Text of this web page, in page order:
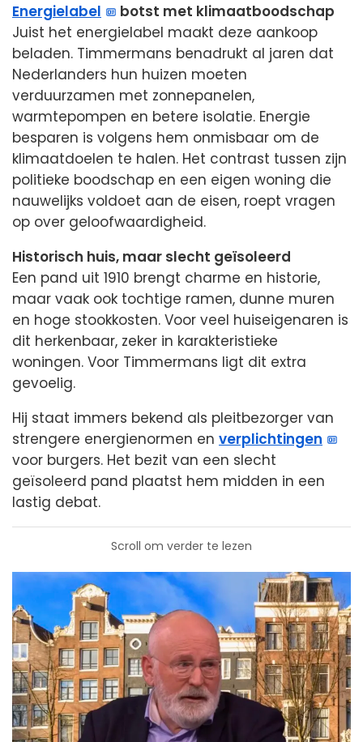
Energielabel
botst met klimaatboodschap
Juist het energielabel maakt deze aankoop
beladen. Timmermans benadrukt al jaren dat
Nederlanders hun huizen moeten
verduurzamen met zonnepanelen,
warmtepompen en betere isolatie. Energie
besparen is volgens hem onmisbaar om de
klimaatdoelen te halen. Het contrast tussen zijn
politieke boodschap en een eigen woning die
nauwelijks voldoet aan de eisen, roept vragen
op over geloofwaardigheid.
Historisch huis, maar slecht geïsoleerd
Een pand uit 1910 brengt charme en historie,
maar vaak ook tochtige ramen, dunne muren
en hoge stookkosten. Voor veel huiseigenaren is
dit herkenbaar, zeker in karakteristieke
woningen. Voor Timmermans ligt dit extra
gevoelig.
Hij staat immers bekend als pleitbezorger van
strengere energienormen en verplichtingen
voor burgers. Het bezit van een slecht
geïsoleerd pand plaatst hem midden in een
lastig debat.
Scroll om verder te lezen